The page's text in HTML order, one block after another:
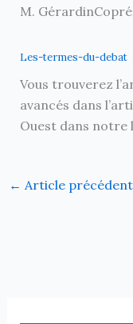
M.
Les-termes-du-debat
Vous trouverez
avancés dans
Ouest dans notre
← Article précédent